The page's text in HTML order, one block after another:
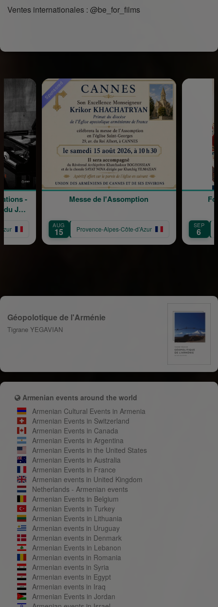
Ventes internationales : @be_for_films
Sponsored
Messe de l'Assomption
AUG
Provence-Alpes-Côte-d’Azur
SEP
-
Géopolotique de l'Arménie
Tigrane YEGAVIAN
Armenian events around the world
Armenian Cultural Events in Armenia
Armenian Events in Switzerland
Armenian Events in Canada
Armenian Events in Argentina
Armenian Events in the United States
Armenian Events in Australia
Armenian Events in France
Armenian events in United Kingdom
Netherlands - Armenian events
Armenian Events in Belgium
Armenian Events in Turkey
Armenian Events in Lithuania
Armenian events in Uruguay
Armenian events in Denmark
Armenian Events in Lebanon
Armenian events in Romania
Armenian events in Syria
Armenian events in Egypt
Armenian events in Iraq
Armenian Events in Jordan